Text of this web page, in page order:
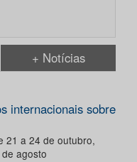
+ Notícias
internacionais sobre
21 a 24 de outubro,
agosto